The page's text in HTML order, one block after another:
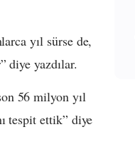
yıl sürse de,
diye yazdılar.
56 milyon yıl
tespit ettik” diye